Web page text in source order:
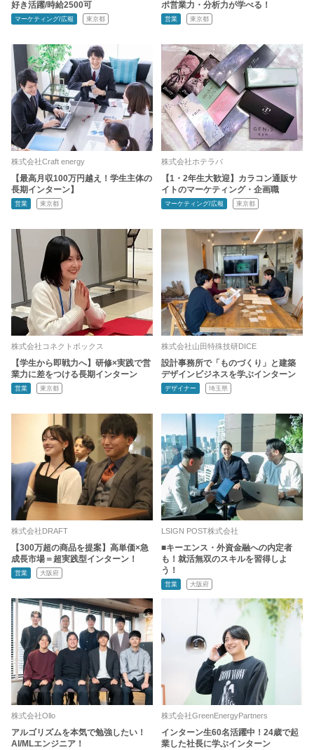
好き活躍/時給2500可
マーケティング/広報 東京都
ポ営業力・分析力が学べる！
営業 東京都
株式会社Craft energy
【最高月収100万円越え！学生主体の
長期インターン】
営業 東京都
株式会社ホテラバ
【1・2年生大歓迎】カラコン通販サ
イトのマーケティング・企画職
マーケティング/広報 東京都
株式会社コネクトボックス
【学生から即戦力へ】研修×実践で営
業力に差をつける長期インターン
営業 東京都
株式会社山田特殊技研DICE
設計事務所で「ものづくり」と建築
デザインビジネスを学ぶインターン
デザイナー 埼玉県
株式会社DRAFT
【300万超の商品を提案】高単価×急
成長市場＝超実践型インターン！
営業 大阪府
LSIGN POST株式会社
■キーエンス・外資金融への内定者
も！就活無双のスキルを習得しよ
う！
営業 大阪府
株式会社Ollo
アルゴリズムを本気で勉強したい！
AI/MLエンジニア！
株式会社GreenEnergyPartners
インターン生60名活躍中！24歳で起
業した社長に学ぶインターン